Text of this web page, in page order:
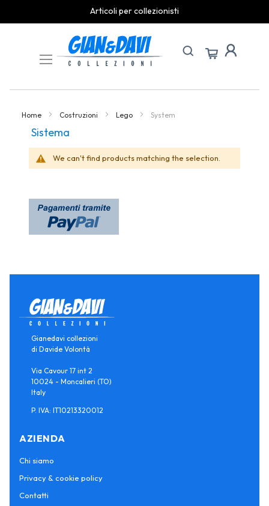
Articoli per collezionisti
Content
Home Costruzioni Lego System
Sistema
We can't find products matching the selection.
Gianedavi collezioni
di Davide Volontà
Via Cavour 17 int 2
10024 - Moncalieri (TO)
Italy
P. IVA: IT10213320012
AZIENDA
Chi siamo
Privacy & cookie policy
Contatti